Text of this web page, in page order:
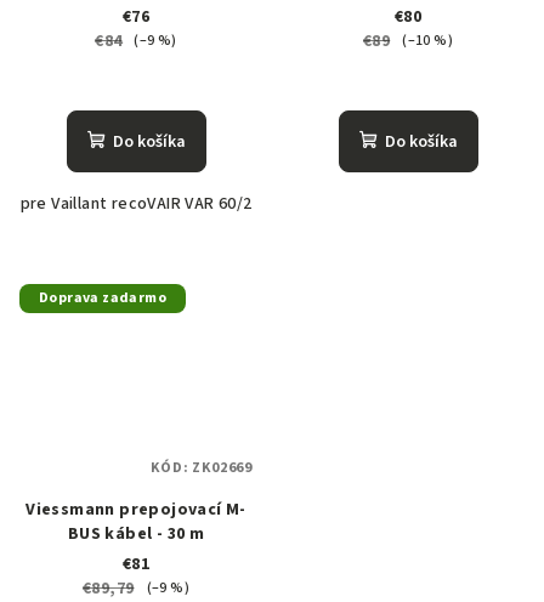
€76
€84 (–9 %)
Do košíka
pre Vaillant recoVAIR VAR 60/2
€80
€89 (–10 %)
Do košíka
Doprava zadarmo
Viessmann prepojovací M-
BUS kábel - 30 m
€81
€89,79
(–9 %)
KÓD: ZK02669